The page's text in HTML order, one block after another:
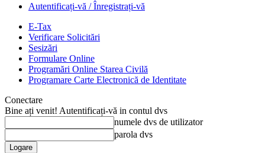
Autentificați-vă / Înregistrați-vă
E-Tax
Verificare Solicitări
Sesizări
Formulare Online
Programări Online Starea Civilă
Programare Carte Electronică de Identitate
Conectare
Bine ați venit! Autentificați-vă in contul dvs
numele dvs de utilizator
parola dvs